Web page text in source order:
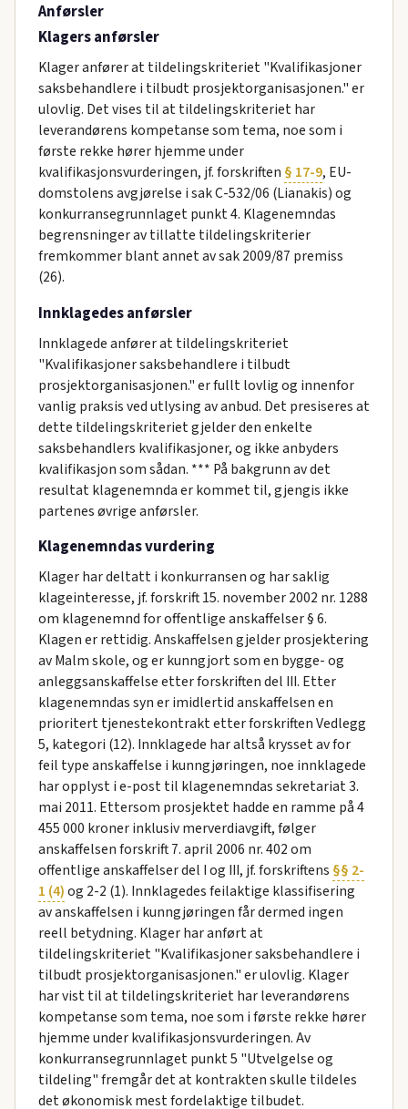
Anførsler
Klagers anførsler
Klager anfører at tildelingskriteriet "Kvalifikasjoner
saksbehandlere i tilbudt prosjektorganisasjonen." er
ulovlig. Det vises til at tildelingskriteriet har
leverandørens kompetanse som tema, noe som i
første rekke hører hjemme under
kvalifikasjonsvurderingen, jf. forskriften § 17-9, EU-
domstolens avgjørelse i sak C-532/06 (Lianakis) og
konkurransegrunnlaget punkt 4. Klagenemndas
begrensninger av tillatte tildelingskriterier
fremkommer blant annet av sak 2009/87 premiss
(26).
Innklagedes anførsler
Innklagede anfører at tildelingskriteriet
"Kvalifikasjoner saksbehandlere i tilbudt
prosjektorganisasjonen." er fullt lovlig og innenfor
vanlig praksis ved utlysing av anbud. Det presiseres at
dette tildelingskriteriet gjelder den enkelte
saksbehandlers kvalifikasjoner, og ikke anbyders
kvalifikasjon som sådan. *** På bakgrunn av det
resultat klagenemnda er kommet til, gjengis ikke
partenes øvrige anførsler.
Klagenemndas vurdering
Klager har deltatt i konkurransen og har saklig
klageinteresse, jf. forskrift 15. november 2002 nr. 1288
om klagenemnd for offentlige anskaffelser § 6.
Klagen er rettidig. Anskaffelsen gjelder prosjektering
av Malm skole, og er kunngjort som en bygge- og
anleggsanskaffelse etter forskriften del III. Etter
klagenemndas syn er imidlertid anskaffelsen en
prioritert tjenestekontrakt etter forskriften Vedlegg
5, kategori (12). Innklagede har altså krysset av for
feil type anskaffelse i kunngjøringen, noe innklagede
har opplyst i e-post til klagenemndas sekretariat 3.
mai 2011. Ettersom prosjektet hadde en ramme på 4
455 000 kroner inklusiv merverdiavgift, følger
anskaffelsen forskrift 7. april 2006 nr. 402 om
offentlige anskaffelser del I og III, jf. forskriftens §§ 2-
1 (4)og 2-2 (1). Innklagedes feilaktige klassifisering
av anskaffelsen i kunngjøringen får dermed ingen
reell betydning. Klager har anført at
tildelingskriteriet "Kvalifikasjoner saksbehandlere i
tilbudt prosjektorganisasjonen." er ulovlig. Klager
har vist til at tildelingskriteriet har leverandørens
kompetanse som tema, noe som i første rekke hører
hjemme under kvalifikasjonsvurderingen. Av
konkurransegrunnlaget punkt 5 "Utvelgelse og
tildeling" fremgår det at kontrakten skulle tildeles
det økonomisk mest fordelaktige tilbudet.